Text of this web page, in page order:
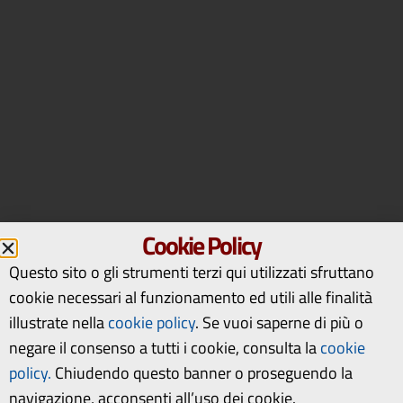
Cookie Policy
Questo sito o gli strumenti terzi qui utilizzati sfruttano
cookie necessari al funzionamento ed utili alle finalità
illustrate nellacookie policy. Se vuoi saperne di più o
negare il consenso a tutti i cookie, consulta lacookie
policy. Chiudendo questo banner o proseguendo la
navigazione, acconsenti all’uso dei cookie.